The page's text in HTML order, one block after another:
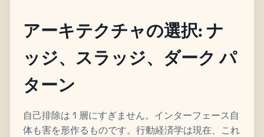
アーキテクチャの選択: ナ
ッジ、スラッジ、ダーク パ
ターン
自己排除は 1 層にすぎません。インターフェース自
体も害を形作るものです。行動経済学は現在、これ